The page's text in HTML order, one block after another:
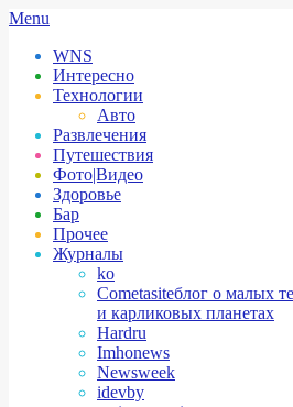
Skip
content
Secondary
Menu
Menu
WNS
Интересно
Технологии
Авто
Развлечения
Путешествия
Фото|Видео
Здоровье
Бар
Прочее
Журналы
ko
Cometasiteблог о малых
и карликовых планетах
Hardru
Imhonews
Newsweek
idevby